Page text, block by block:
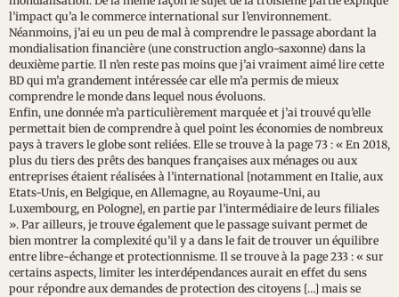
l’impact qu’a le commerce international sur l’environnement.
Néanmoins, j’ai eu un peu de mal à comprendre le passage abordant la
mondialisation financière (une construction anglo-saxonne) dans la
deuxième partie. Il n’en reste pas moins que j’ai vraiment aimé lire cette
BD qui m’a grandement intéressée car elle m’a permis de mieux
comprendre le monde dans lequel nous évoluons.
Enfin, une donnée m’a particulièrement marquée et j’ai trouvé qu’elle
permettait bien de comprendre à quel point les économies de nombreux
pays à travers le globe sont reliées. Elle se trouve à la page 73 : « En 2018,
plus du tiers des prêts des banques françaises aux ménages ou aux
entreprises étaient réalisées à l’international [notamment en Italie, aux
Etats-Unis, en Belgique, en Allemagne, au Royaume-Uni, au
Luxembourg, en Pologne], en partie par l’intermédiaire de leurs filiales
». Par ailleurs, je trouve également que le passage suivant permet de
bien montrer la complexité qu’il y a dans le fait de trouver un équilibre
entre libre-échange et protectionnisme. Il se trouve à la page 233 : « sur
certains aspects, limiter les interdépendances aurait en effet du sens
pour répondre aux demandes de protection des citoyens […] mais se